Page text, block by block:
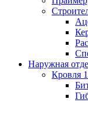
Наружная
Кровля